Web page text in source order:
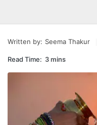
Written by: Seema Thakur
Read Time: 3 mins